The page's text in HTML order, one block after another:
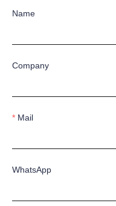
Name
Company
Mail
WhatsApp